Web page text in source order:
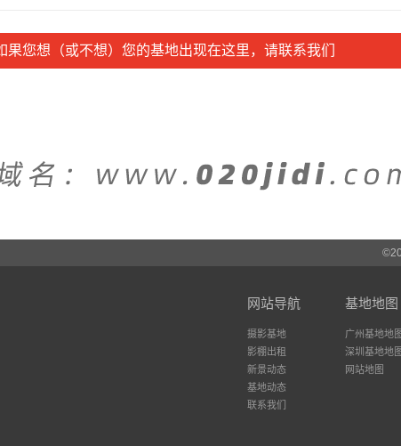
果您想（或不想）您的基地出现在这里，请联系我们
网站导航
摄影基地
影棚出租
新景动态
基地动态
联系我们
基地地图
广州基地地图
深圳基地地图
网站地图